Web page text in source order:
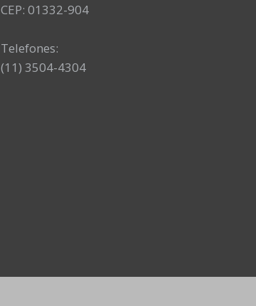
CEP: 01332-904
Telefones:
(11) 3504-4304